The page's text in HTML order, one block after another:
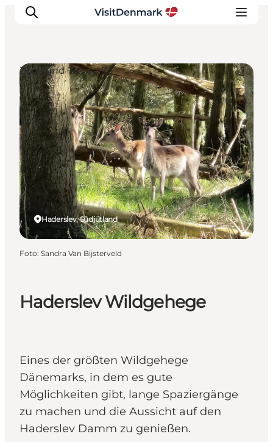
Inspiration
Regionen
Erlebnisse
Unterkünfte
Reiseplanung
Haderslev Wildgehege
Eines der größten Wildgehege
Dänemarks, in dem es gute
Möglichkeiten gibt, lange Spaziergänge
zu machen und die Aussicht auf den
Haderslev Damm zu genießen.
Haderslev, Südjütland
Zoos und Tierparks
Foto: Sandra Van Bijsterveld